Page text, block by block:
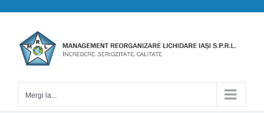
content
Mergi la...